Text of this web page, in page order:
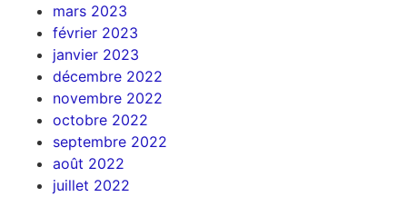
mars 2023
février 2023
janvier 2023
décembre 2022
novembre 2022
octobre 2022
septembre 2022
août 2022
juillet 2022